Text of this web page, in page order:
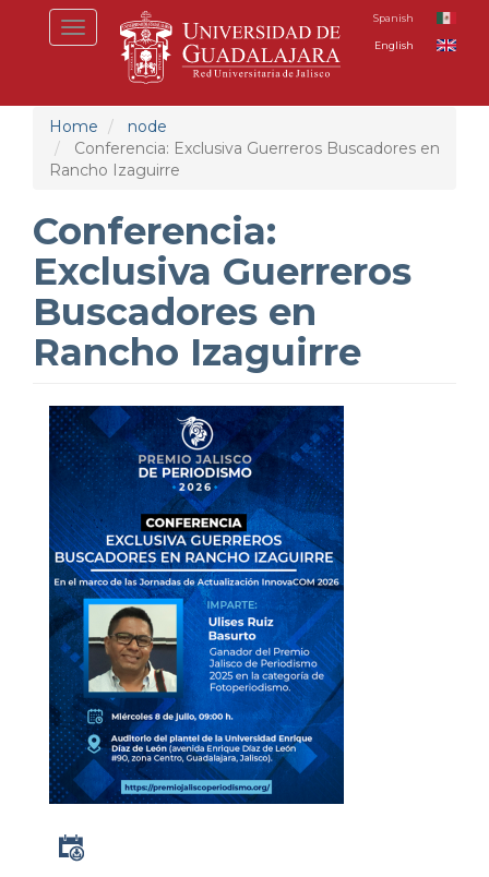
Toggle
navigation
Spanish
English
Home
node
Conferencia: Exclusiva Guerreros Buscadores en
Rancho Izaguirre
Conferencia:
Exclusiva Guerreros
Buscadores en
Rancho Izaguirre